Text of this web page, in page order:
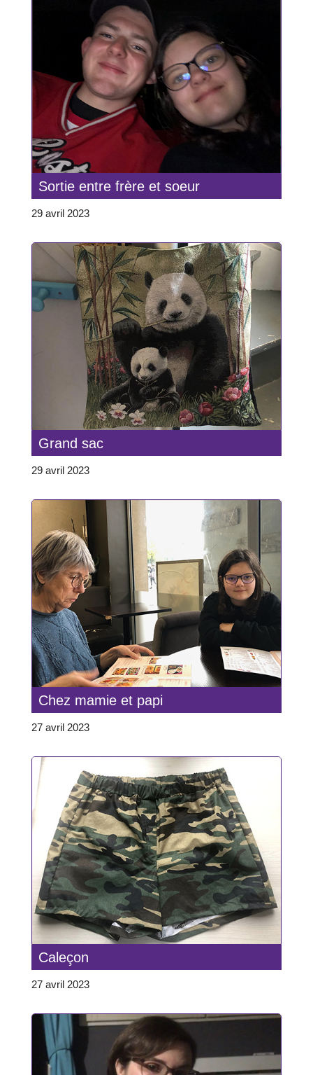
Sortie entre frère et soeur
29 avril 2023
Grand sac
29 avril 2023
Chez mamie et papi
27 avril 2023
Caleçon
27 avril 2023